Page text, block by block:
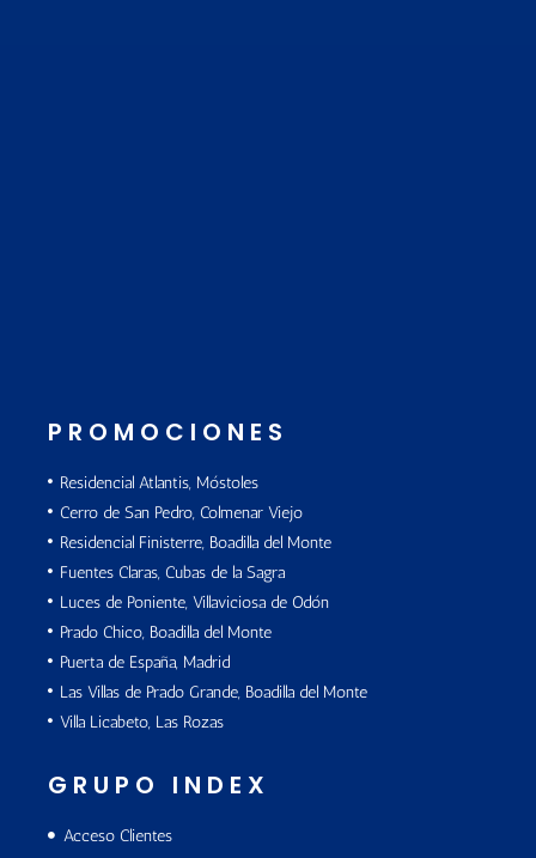
PROMOCIONES
Residencial Atlantis, Móstoles
Cerro de San Pedro, Colmenar Viejo
Residencial Finisterre, Boadilla del Monte
Fuentes Claras, Cubas de la Sagra
Luces de Poniente, Villaviciosa de Odón
Prado Chico, Boadilla del Monte
Puerta de España, Madrid
Las Villas de Prado Grande, Boadilla del Monte
Villa Licabeto, Las Rozas
GRUPO INDEX
Acceso Clientes